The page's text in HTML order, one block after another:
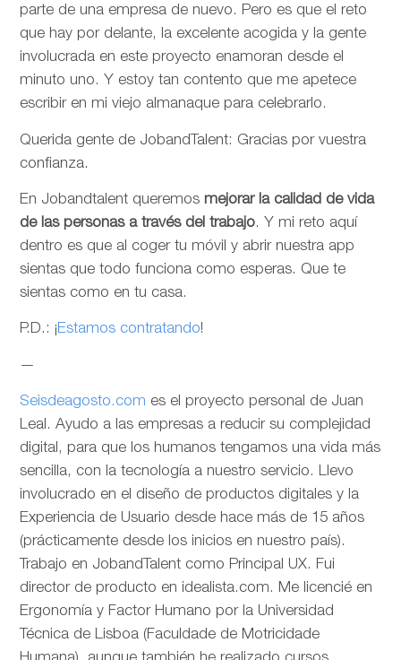
parte de una empresa de nuevo. Pero es que el reto
que hay por delante, la excelente acogida y la gente
involucrada en este proyecto enamoran desde el
minuto uno. Y estoy tan contento que me apetece
escribir en mi viejo almanaque para celebrarlo.
Querida gente de JobandTalent: Gracias por vuestra
confianza.
En Jobandtalent queremos mejorar la calidad de vida
de las personas a través del trabajo. Y mi reto aquí
dentro es que al coger tu móvil y abrir nuestra app
sientas que todo funciona como esperas. Que te
sientas como en tu casa.
P.D.: ¡Estamos contratando!
—
Seisdeagosto.com es el proyecto personal de Juan
Leal. Ayudo a las empresas a reducir su complejidad
digital, para que los humanos tengamos una vida más
sencilla, con la tecnología a nuestro servicio. Llevo
involucrado en el diseño de productos digitales y la
Experiencia de Usuario desde hace más de 15 años
(prácticamente desde los inicios en nuestro país).
Trabajo en JobandTalent como Principal UX. Fui
director de producto en idealista.com. Me licencié en
Ergonomía y Factor Humano por la Universidad
Técnica de Lisboa (Faculdade de Motricidade